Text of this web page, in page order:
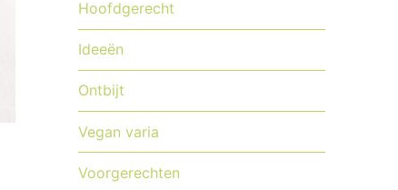
Hoofdgerecht
Ideeën
Ontbijt
Vegan varia
Voorgerechten